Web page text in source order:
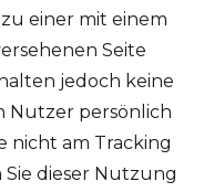
einer mit einem
Seite
jedoch keine
Nutzer persönlich
nicht am Tracking
dieser Nutzung